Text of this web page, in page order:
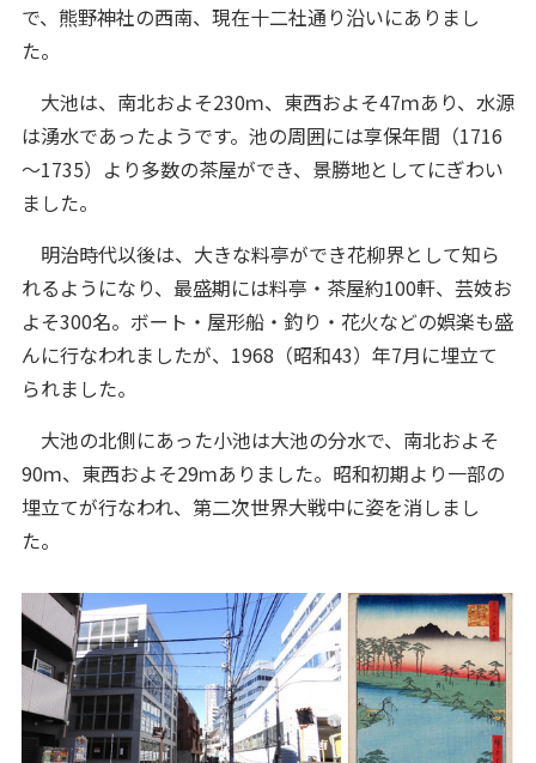
で、熊野神社の西南、現在十二社通り沿いにありまし
た。
大池は、南北およそ230ｍ、東西およそ47ｍあり、水源
は湧水であったようです。池の周囲には享保年間（1716
～1735）より多数の茶屋ができ、景勝地としてにぎわい
ました。
明治時代以後は、大きな料亭ができ花柳界として知ら
れるようになり、最盛期には料亭・茶屋約100軒、芸妓お
よそ300名。ボート・屋形船・釣り・花火などの娯楽も盛
んに行なわれましたが、1968（昭和43）年7月に埋立て
られました。
大池の北側にあった小池は大池の分水で、南北およそ
90ｍ、東西およそ29ｍありました。昭和初期より一部の
埋立てが行なわれ、第二次世界大戦中に姿を消しまし
た。